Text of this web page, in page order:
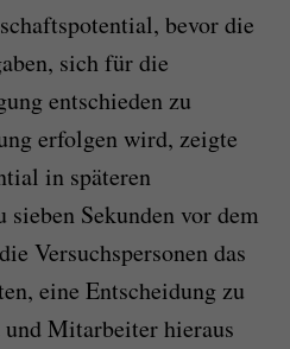
bevor die
sich für die
entschieden zu
erfolgen wird, zeigte
in späteren
sieben Sekunden vor dem
Versuchspersonen das
eine Entscheidung zu
Mitarbeiter hieraus